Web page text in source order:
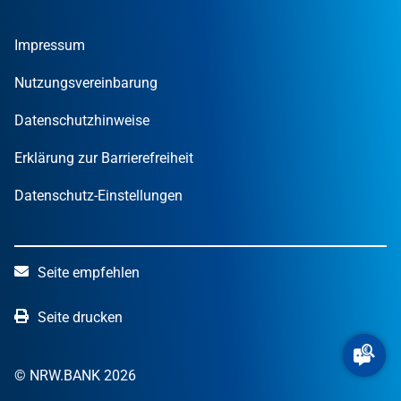
Finanzpublikationen
Öffentliche Kunden
STARTERCENTER NRW
NRW.Venture
Impressum
Nutzungsvereinbarung
Datenschutzhinweise
Erklärung zur Barrierefreiheit
Datenschutz-Einstellungen
Seite empfehlen
Seite drucken
© NRW.BANK 2026